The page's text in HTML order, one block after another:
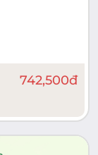
742,500đ